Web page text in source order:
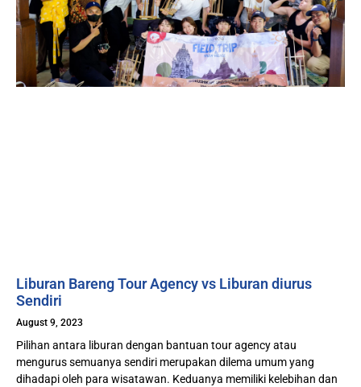
Liburan Bareng Tour Agency vs Liburan diurus
Sendiri
August 9, 2023
Pilihan antara liburan dengan bantuan tour agency atau
mengurus semuanya sendiri merupakan dilema umum yang
dihadapi oleh para wisatawan. Keduanya memiliki kelebihan dan